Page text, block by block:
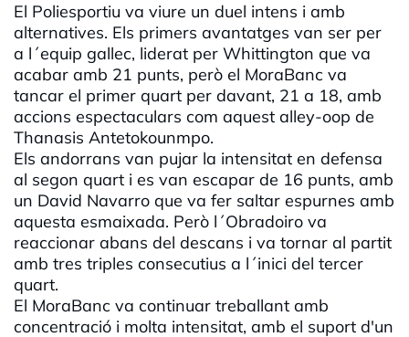
El Poliesportiu va viure un duel intens i amb
alternatives. Els primers avantatges van ser per
a l´equip gallec, liderat per Whittington que va
acabar amb 21 punts, però el MoraBanc va
tancar el primer quart per davant, 21 a 18, amb
accions espectaculars com aquest alley-oop de
Thanasis Antetokounmpo.
Els andorrans van pujar la intensitat en defensa
al segon quart i es van escapar de 16 punts, amb
un David Navarro que va fer saltar espurnes amb
aquesta esmaixada. Però l´Obradoiro va
reaccionar abans del descans i va tornar al partit
amb tres triples consecutius a l´inici del tercer
quart.
El MoraBanc va continuar treballant amb
concentració i molta intensitat, amb el suport d'un